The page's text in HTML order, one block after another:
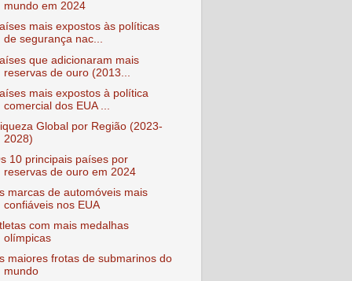
mundo em 2024
mais expostos às políticas
de segurança nac...
que adicionaram mais
reservas de ouro (2013...
mais expostos à política
comercial dos EUA ...
Global por Região (2023-
2028)
10 principais países por
reservas de ouro em 2024
marcas de automóveis mais
confiáveis nos EUA
com mais medalhas
olímpicas
maiores frotas de submarinos do
mundo